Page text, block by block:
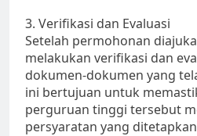
3. Verifikasi dan Evaluasi
Setelah permohonan
melakukan verifikasi dan
dokumen-dokumen yang
ini bertujuan untuk
perguruan tinggi tersebut
persyaratan yang